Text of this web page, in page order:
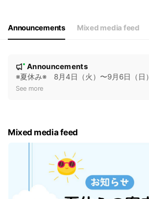
Announcements Mixed media feed
e
New
Announcements
※夏休み※ 8月4日（火）〜9月6日（日）
See more
Mixed media feed